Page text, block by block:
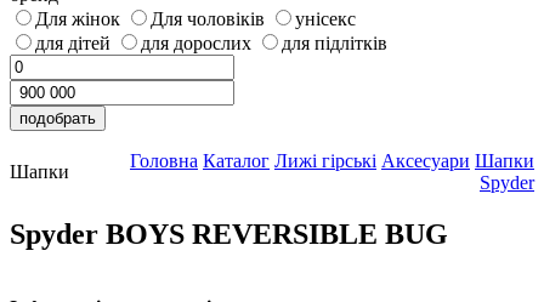
Для жінок
Для чоловіків
унісекс
для дітей
для дорослих для підлітків
Шапки
Головна Каталог Лижі гірські Аксесуари Шапки
Spyder
Spyder BOYS REVERSIBLE BUG